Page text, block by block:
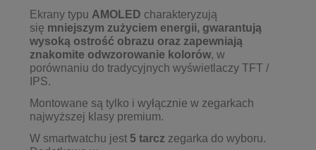
Ekrany typu AMOLED charakteryzują
się mniejszym zużyciem energii, gwarantują
wysoką ostrość obrazu oraz zapewniają
znakomite odwzorowanie kolorów, w
porównaniu do tradycyjnych wyświetlaczy TFT /
IPS.
Montowane są tylko i wyłącznie w zegarkach
najwyższej klasy premium.
W smartwatchu jest 5 tarcz zegarka do wyboru.